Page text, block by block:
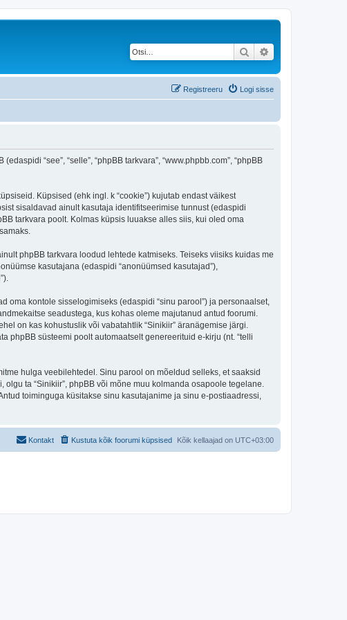
Otsi
Logi sisse
Registreeru
“see”, “selle”, “phpBB tarkvara”, “www.phpbb.com”, “phpBB
Küpsised (ehk ingl. k “cookie”) kujutab endast väikest
sisaldavad ainult kasutaja identifitseerimise tunnust (edaspidi
tarkvara poolt. Kolmas küpsis luuakse alles siis, kui oled oma
phpBB tarkvara loodud lehtede katmiseks. Teiseks viisiks kuidas me
kasutajana (edaspidi “anonüümsed kasutajad”),
oma kontole sisselogimiseks (edaspidi “sinu parool”) ja personaalset,
seadustega, kus kohas oleme majutanud antud foorumi.
on kas kohustuslik või vabatahtlik “Sinikiir” äranägemise järgi.
phpBB süsteemi poolt automaatselt genereerituid e-kirju (nt. “telli
hulga veebilehtedel. Sinu parool on mõeldud selleks, et saaksid
ta “Sinikiir”, phpBB või mõne muu kolmanda osapoole tegelane.
toiminguga küsitakse sinu kasutajanime ja sinu e-postiaadressi,
Kõik kellaajad on UTC+03:00
Kustuta kõik foorumi küpsised
Kontakt